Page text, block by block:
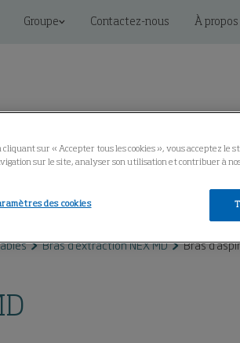
Groupe Contactez-nous À
Bras d'extraction NEX MD Bras
cliquant sur « Accepter tous les cookies », vous acceptez le
sur le site, analyser son utilisation et contribuer à
des cookies